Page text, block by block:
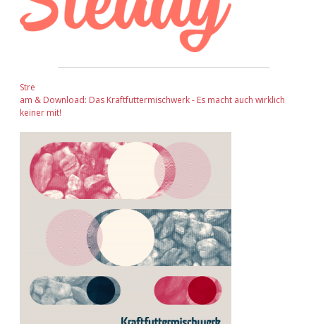
Stre
am & Download: Das Kraftfuttermischwerk - Es macht auch wirklich
keiner mit!